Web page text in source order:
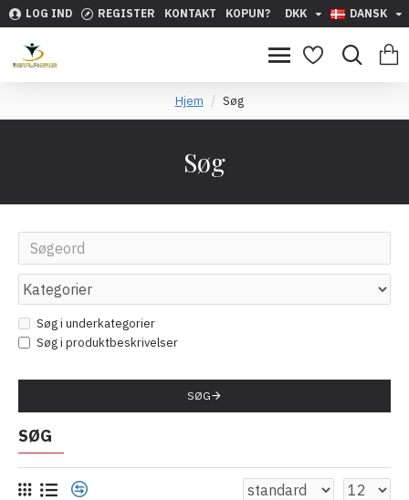
LOG IND REGISTER KONTAKT KOPUN? DKK DANSK
Hjem Søg
Søg
Søg i underkategorier
Søg i produktbeskrivelser
SØG
SØG